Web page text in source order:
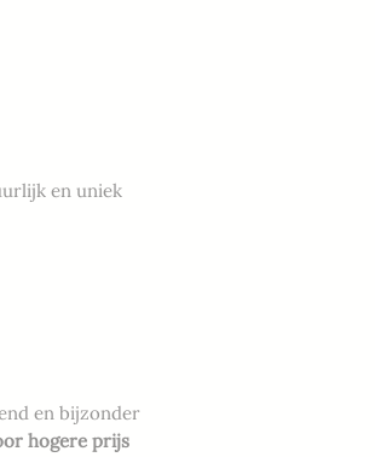
en uniek
en bijzonder
hogere prijs